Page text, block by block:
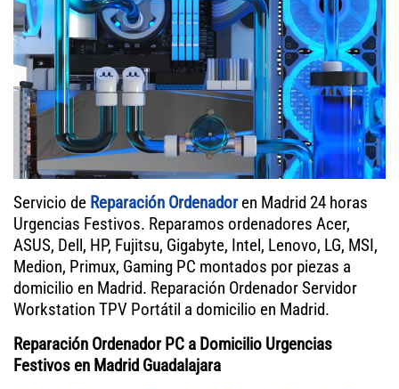
Servicio de Reparación Ordenadoren Madrid 24 horas
Urgencias Festivos. Reparamos ordenadores Acer,
ASUS, Dell, HP, Fujitsu, Gigabyte, Intel, Lenovo, LG, MSI,
Medion, Primux, Gaming PC montados por piezas a
domicilio en Madrid. Reparación Ordenador Servidor
Workstation TPV Portátil a domicilio en Madrid.
Reparación Ordenador PC a Domicilio Urgencias
Festivos en Madrid Guadalajara